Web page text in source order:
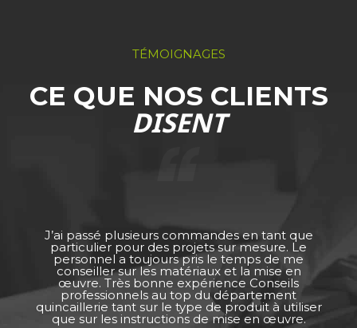
TÉMOIGNAGES
CE QUE NOS CLIENTS
DISENT
J’ai passé plusieurs commandes en tant que
particulier pour des projets sur mesure. Le
personnel a toujours pris le temps de me
conseiller sur les matériaux et la mise en
œuvre. Très bonne expérience Conseils
professionnels au top du département
quincaillerie tant sur le type de produit à utiliser
que sur les instructions de mise en œuvre.